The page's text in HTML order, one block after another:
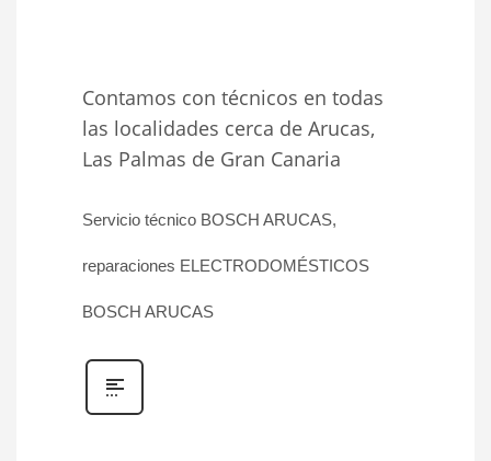
Contamos con técnicos en todas
las localidades cerca de Arucas,
Las Palmas de Gran Canaria
Servicio técnico BOSCH ARUCAS,
reparaciones ELECTRODOMÉSTICOS
BOSCH ARUCAS